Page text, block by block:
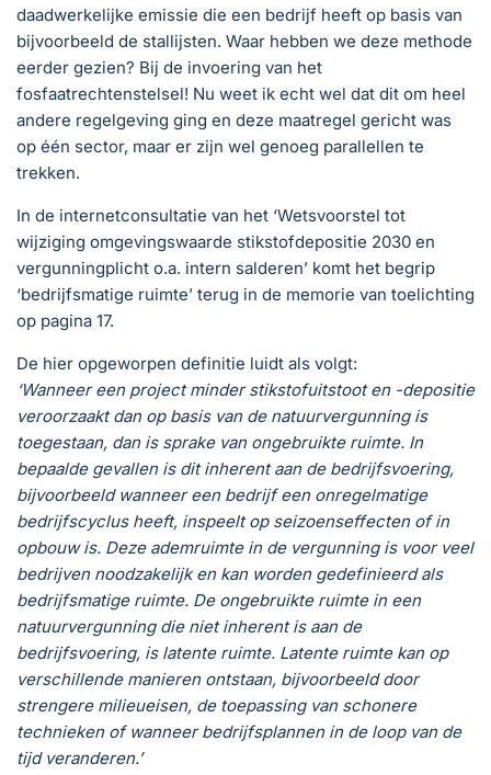
daadwerkelijke emissie die een bedrijf heeft op basis van
bijvoorbeeld de stallijsten. Waar hebben we deze methode
eerder gezien? Bij de invoering van het
fosfaatrechtenstelsel! Nu weet ik echt wel dat dit om heel
andere regelgeving ging en deze maatregel gericht was
op één sector, maar er zijn wel genoeg parallellen te
trekken.
In de internetconsultatie van het ‘Wetsvoorstel tot
wijziging omgevingswaarde stikstofdepositie 2030 en
vergunningplicht o.a. intern salderen’ komt het begrip
‘bedrijfsmatige ruimte’ terug in de memorie van toelichting
op pagina 17.
De hier opgeworpen definitie luidt als volgt:
‘Wanneer een project minder stikstofuitstoot en -depositie
veroorzaakt dan op basis van de natuurvergunning is
toegestaan, dan is sprake van ongebruikte ruimte. In
bepaalde gevallen is dit inherent aan de bedrijfsvoering,
bijvoorbeeld wanneer een bedrijf een onregelmatige
bedrijfscyclus heeft, inspeelt op seizoenseffecten of in
opbouw is. Deze ademruimte in de vergunning is voor veel
bedrijven noodzakelijk en kan worden gedefinieerd als
bedrijfsmatige ruimte. De ongebruikte ruimte in een
natuurvergunning die niet inherent is aan de
bedrijfsvoering, is latente ruimte. Latente ruimte kan op
verschillende manieren ontstaan, bijvoorbeeld door
strengere milieueisen, de toepassing van schonere
technieken of wanneer bedrijfsplannen in de loop van de
tijd veranderen.’